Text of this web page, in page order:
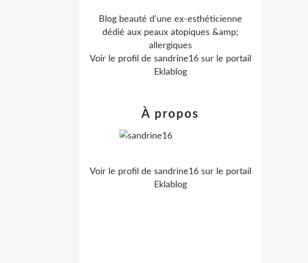
Blog beauté d'une ex-esthéticienne
dédié aux peaux atopiques &amp;
allergiques
Voir le profil de sandrine16sur le portail
Eklablog
À propos
Voir le profil de sandrine16sur le portail
Eklablog